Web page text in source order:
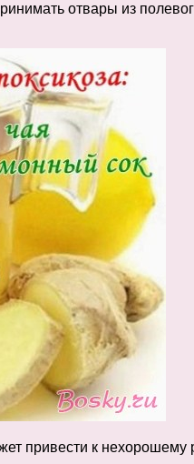
отвары из
привести к нехорошему